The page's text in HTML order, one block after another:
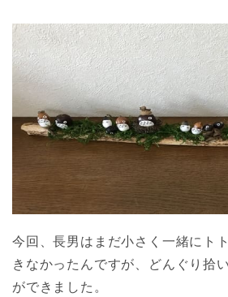
今回、長男はまだ小さく一緒にト
きなかったんですが、どんぐり拾
ができました。